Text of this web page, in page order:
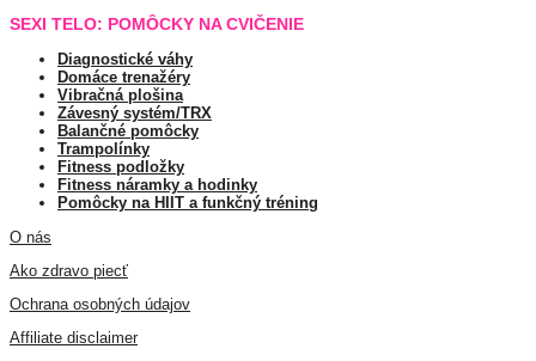
SEXI TELO: POMÔCKY NA CVIČENIE
Diagnostické váhy
Domáce trenažéry
Vibračná plošina
Závesný systém/TRX
Balančné pomôcky
Trampolínky
Fitness podložky
Fitness náramky a hodinky
Pomôcky na HIIT a funkčný tréning
O nás
Ako zdravo piecť
Ochrana osobných údajov
Affiliate disclaimer